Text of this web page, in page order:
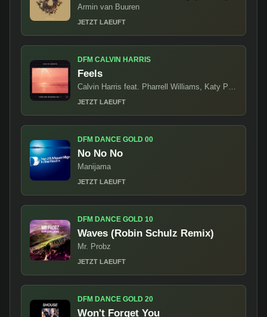
Armin van Buuren
JETZT LAEUFT
DFM CALVIN HARRIS
Feels
Calvin Harris feat. Pharrell Williams, Katy Perry & Big Sean
JETZT LAEUFT
DFM DANCE GOLD 00
No No No
Manijama
JETZT LAEUFT
DFM DANCE GOLD 10
Waves (Robin Schulz Remix)
Mr. Probz
JETZT LAEUFT
DFM DANCE GOLD 20
Won't Forget You